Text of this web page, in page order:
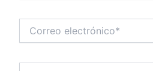
electrónico*